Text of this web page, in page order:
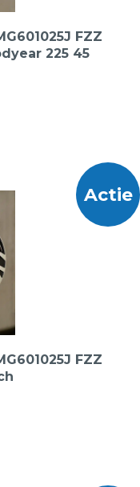
FZZ
225 45
Actie
FZZ